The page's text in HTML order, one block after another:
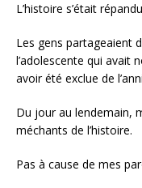
L’histoire s’était
Les gens partageaient
l’adolescente qui avait
avoir été exclue de
Du jour au lendemain,
méchants de l’histoire.
Pas à cause de mes